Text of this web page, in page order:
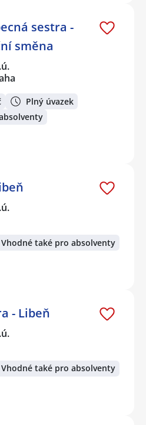
sestra -
směna
Plný úvazek
Vhodné také pro absolventy
- Libeň
Vhodné také pro absolventy